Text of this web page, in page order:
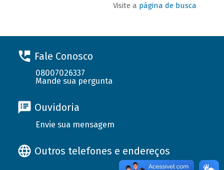
Visite a página de busca
Fale Conosco
08007026337
Mande sua pergunta
Ouvidoria
Envie sua mensagem
Outros telefones e endereços